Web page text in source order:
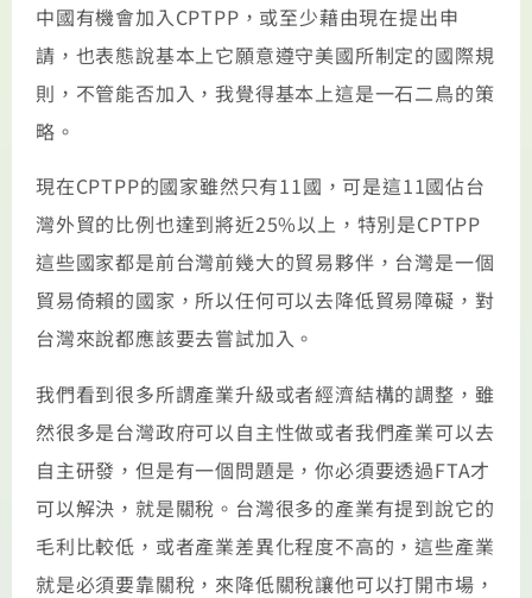
中國有機會加入CPTPP，或至少藉由現在提出申
請，也表態說基本上它願意遵守美國所制定的國際規
則，不管能否加入，我覺得基本上這是一石二鳥的策
略。
現在CPTPP的國家雖然只有11國，可是這11國佔台
灣外貿的比例也達到將近25%以上，特別是CPTPP
這些國家都是前台灣前幾大的貿易夥伴，台灣是一個
貿易倚賴的國家，所以任何可以去降低貿易障礙，對
台灣來說都應該要去嘗試加入。
我們看到很多所謂產業升級或者經濟結構的調整，雖
然很多是台灣政府可以自主性做或者我們產業可以去
自主研發，但是有一個問題是，你必須要透過FTA才
可以解決，就是關稅。台灣很多的產業有提到說它的
毛利比較低，或者產業差異化程度不高的，這些產業
就是必須要靠關稅，來降低關稅讓他可以打開市場，